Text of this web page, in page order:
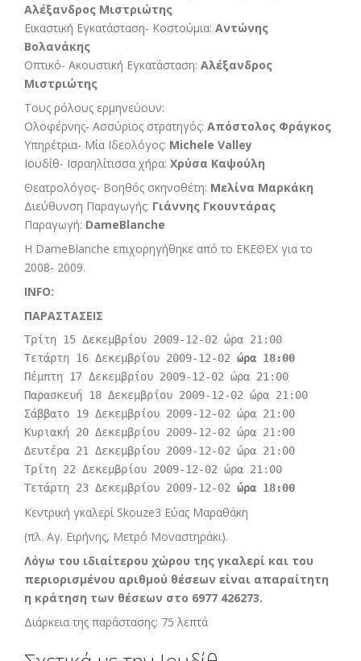
Αλέξανδρος Μιστριώτης
Εικαστική Εγκατάσταση- Κοστούμια:Αντώνης
Βολανάκης
Οπτικό- Ακουστική Εγκατάσταση:Αλέξανδρος
Μιστριώτης
Τους ρόλους ερμηνεύουν:
Ολοφέρνης- Ασσύριος στρατηγός:Απόστολος Φράγκος
Υπηρέτρια- Μία Ιδεολόγος: Michele Valley
Ιουδίθ- Ισραηλίτισσα χήρα:Χρύσα Καψούλη
Θεατρολόγος- Βοηθός σκηνοθέτη: Μελίνα Μαρκάκη
Διεύθυνση Παραγωγής: Γιάννης Γκουντάρας
Παραγωγή: DameBlanche
Η DameBlanche επιχορηγήθηκε από το ΕΚΕΘΕΧ για το
2008- 2009.
INFO:
ΠΑΡΑΣΤΑΣΕΙΣ
Τρίτη 15 Δεκεμβρίου 2009-12-02 ώρα 21:00
Τετάρτη 16 Δεκεμβρίου 2009-12-02 ώρα 18:00
Πέμπτη 17 Δεκεμβρίου 2009-12-02 ώρα 21:00
Παρασκευή 18 Δεκεμβρίου 2009-12-02 ώρα 21:00
Σάββατο 19 Δεκεμβρίου 2009-12-02 ώρα 21:00
Κυριακή 20 Δεκεμβρίου 2009-12-02 ώρα 21:00
Δευτέρα 21 Δεκεμβρίου 2009-12-02 ώρα 21:00
Τρίτη 22 Δεκεμβρίου 2009-12-02 ώρα 21:00
Τετάρτη 23 Δεκεμβρίου 2009-12-02 ώρα 18:00
Κεντρική γκαλερί Skouze3 Εύας Μαραθάκη
(πλ. Αγ. Ειρήνης, Μετρό Μοναστηράκι).
Λόγω του ιδιαίτερου χώρου της γκαλερί και του
περιορισμένου αριθμού θέσεων είναι απαραίτητη
η κράτηση των θέσεων στο 6977 426273.
Διάρκεια της παράστασης: 75 λεπτά